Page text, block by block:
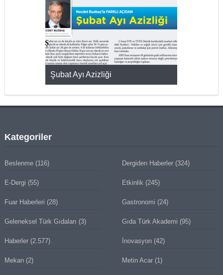
Şubat Ayı Azizliği
Kategoriler
Beslenme(116) Dergiden Haberler (324)
E-Dergi (55) Etkinlik (245)
Fuar Haberleri (28) Gastronomi (24)
Geleneksel Türk Gıdaları (3) Gıda Türk Akademi (95)
Haberler(2.577) İnovasyon (42)
Mekan(2) Metin Acar (1)